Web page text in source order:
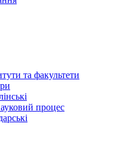
та факультети
процес